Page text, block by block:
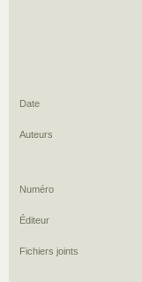
Date
Auteurs
Numéro
Éditeur
Fichiers joints